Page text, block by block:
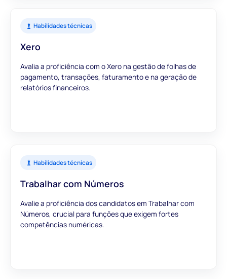
Habilidades técnicas
Xero
Avalia a proficiência com o Xero na gestão de folhas de
pagamento, transações, faturamento e na geração de
relatórios financeiros.
Habilidades técnicas
Trabalhar com Números
Avalie a proficiência dos candidatos em Trabalhar com
Números, crucial para funções que exigem fortes
competências numéricas.